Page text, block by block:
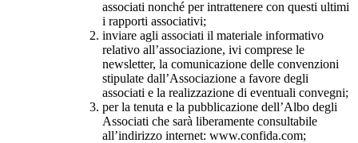
associati nonché per intrattenere con questi ultimi
i rapporti associativi;
inviare agli associati il materiale informativo
relativo all’associazione, ivi comprese le
newsletter, la comunicazione delle convenzioni
stipulate dall’Associazione a favore degli
associati e la realizzazione di eventuali convegni;
per la tenuta e la pubblicazione dell’Albo degli
Associati che sarà liberamente consultabile
all’indirizzo internet: www.confida.com;